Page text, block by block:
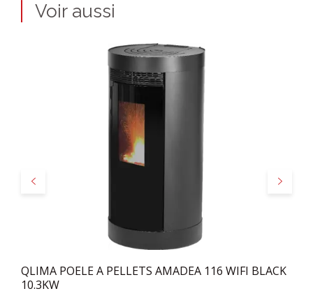
Voir aussi
Précédent Suivant
QLIMA POELE A PELLETS AMADEA 116 WIFI BLACK
10.3KW